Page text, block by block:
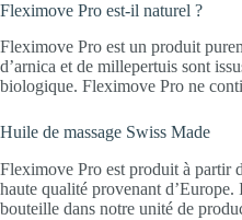
Fleximove Pro est-il naturel ?
Fleximove Pro est un produit
d’arnica et de millepertuis sont
biologique. Fleximove Pro ne
Huile de massage Swiss Made
Fleximove Pro est produit à partir
haute qualité provenant d’Europe.
bouteille dans notre unité de